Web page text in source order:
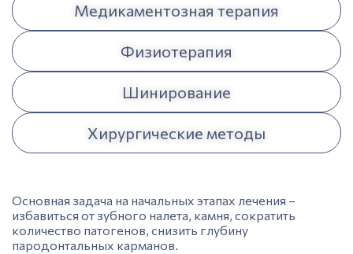
Медикаментозная терапия
Физиотерапия
Шинирование
Хирургические методы
Основная задача на начальных этапах лечения –
избавиться от зубного налета, камня, сократить
количество патогенов, снизить глубину
пародонтальных карманов.